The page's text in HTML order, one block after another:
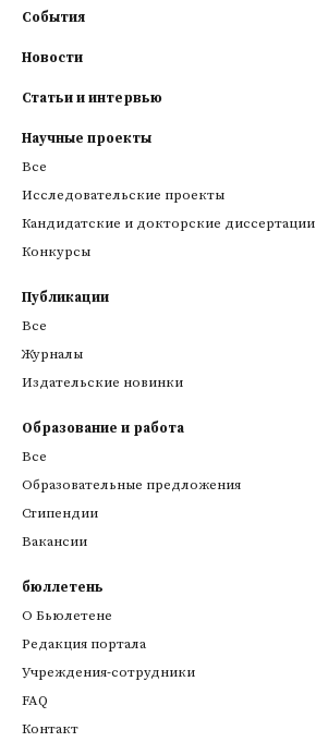
События
Новости
Статьи и интервью
Научные проекты
Все
Исследовательские проекты
Кандидатские и докторские диссертации
Конкурсы
Публикации
Все
Журналы
Издательские новинки
Образование и работа
Все
Образовательные предложения
Стипендии
Вакансии
бюллетень
О Бьюлетене
Редакция портала
Учреждения-сотрудники
FAQ
Контакт